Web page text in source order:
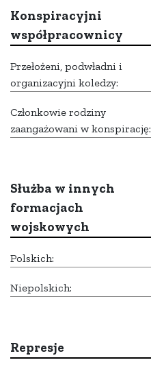
Konspiracyjni
współpracownicy
Przełożeni, podwładni i
organizacyjni koledzy:
Członkowie rodziny
zaangażowani w konspirację:
Służba w innych
formacjach
wojskowych
Polskich:
Niepolskich:
Represje